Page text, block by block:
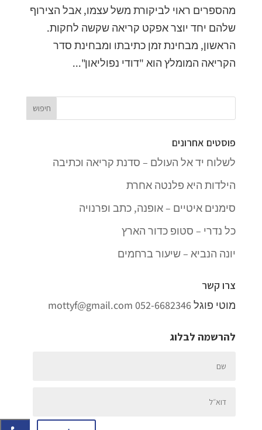
מהספרים ראוי לביקורת משל עצמו, אבל הצירוף
שלהם יחד יוצר אפקט קריאה שקשה לחקות.
הראשון, מבחינת זמן כתיבתו ומבחינת סדר
הקריאה המומלץ הוא "דודי נפוליאון"...
פוסטים אחרונים
לשלוח יד אל העולם – סדנת קריאה וכתיבה
הילדות היא פלנטה אחרת
סימנים איטיים – אופנה, כתב ופרנויה
כל נדרי – סטופ כדור הארץ
יונה הנביא – שיעור ברחמים
צרו קשר
מוטי פוגל052-6682346
mottyf@gmail.com
להרשמה לבלוג